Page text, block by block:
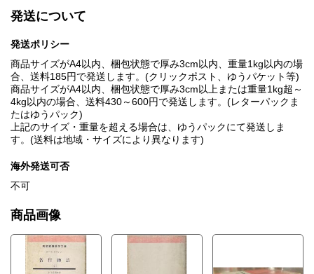
発送について
発送ポリシー
商品サイズがA4以内、梱包状態で厚み3cm以内、重量1kg以内の場
合、送料185円で発送します。(クリックポスト、ゆうパケット等)
商品サイズがA4以内、梱包状態で厚み3cm以上または重量1kg超～
4kg以内の場合、送料430～600円で発送します。(レターパックま
たはゆうパック)
上記のサイズ・重量を超える場合は、ゆうパックにて発送しま
す。(送料は地域・サイズにより異なります)
海外発送可否
不可
商品画像